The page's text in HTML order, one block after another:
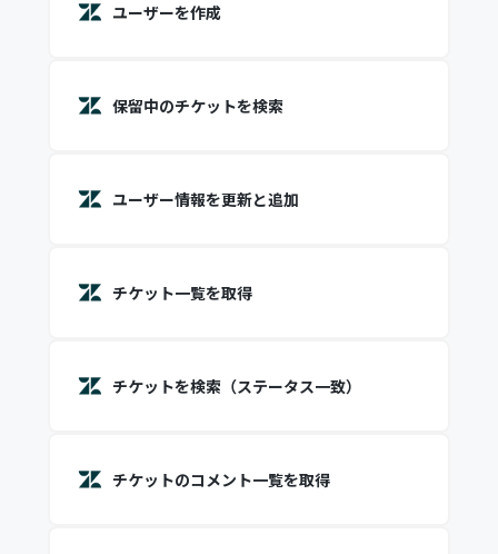
ユーザーを作成
保留中のチケットを検索
ユーザー情報を更新と追加
チケット一覧を取得
チケットを検索（ステータス一致）
チケットのコメント一覧を取得